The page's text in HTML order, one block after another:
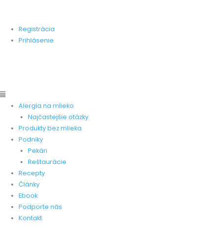
obsahRegistrácia
Prihlásenie
Alergia na mlieko
Najčastejšie otázky
Produkty bez mlieka
Podniky
Pekári
Reštaurácie
Recepty
Články
Ebook
Podporte nás
Kontakt